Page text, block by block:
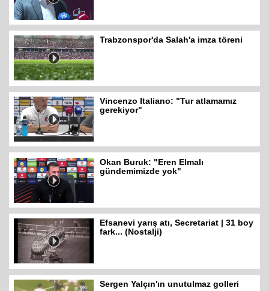
Trabzonspor'da Salah'a imza töreni
Vincenzo Italiano: "Tur atlamamız
gerekiyor"
Okan Buruk: "Eren Elmalı
gündemimizde yok"
Efsanevi yarış atı, Secretariat | 31 boy
fark... (Nostalji)
Sergen Yalçın'ın unutulmaz golleri